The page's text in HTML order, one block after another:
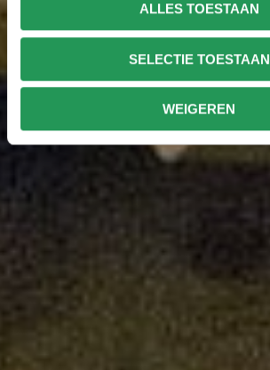
ALLES TOESTAAN
SELECTIE TOESTAAN
WEIGEREN